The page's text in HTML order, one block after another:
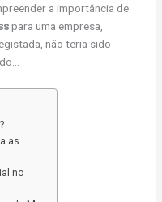
a importância de
para uma empresa,
não teria sido
as
no